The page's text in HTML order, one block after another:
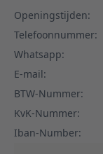
Openingstijden:
Telefoonnummer:
Whatsapp:
E-mail:
BTW-Nummer:
KvK-Nummer:
Iban-Number: